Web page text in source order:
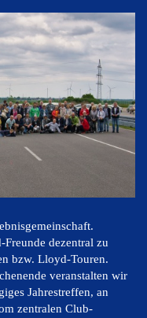
dezentral zu
bzw. Lloyd-Touren.
veranstalten wir
Jahrestreffen, an
zentralen Club-